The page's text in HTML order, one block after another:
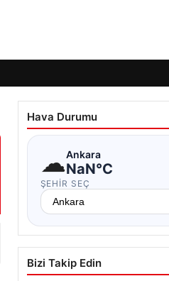
Hava Durumu
☁Ankara
NaN°C
ŞEHIR SEÇ
Bizi Takip Edin